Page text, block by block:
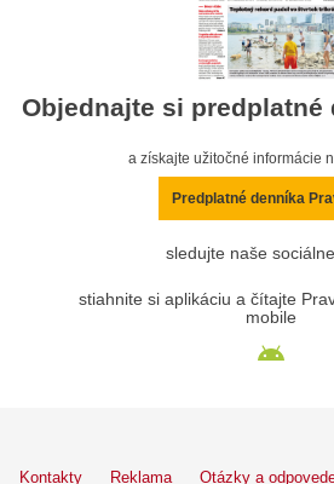
Objednajte si predplatné
a získajte užitočné informácie
Predplatné denníka
sledujte naše
stiahnite si aplikáciu a čítajte
mobile
Kontakty Reklama Otázky a